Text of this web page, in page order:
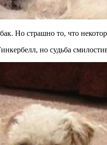
Но страшно то, что
но судьба